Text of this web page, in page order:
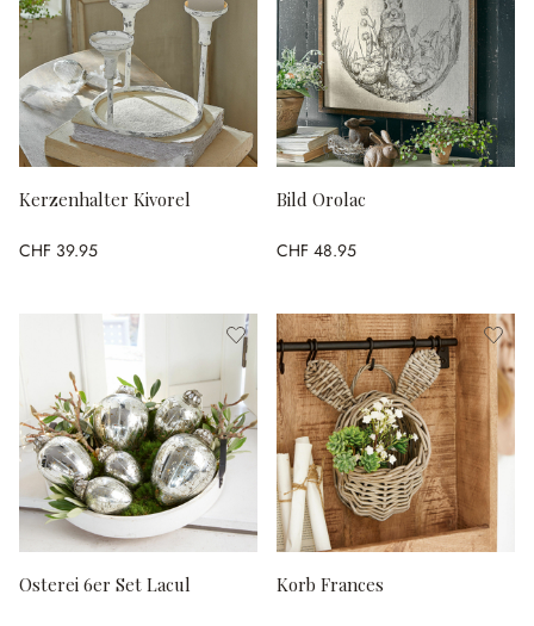
Kerzenhalter Kivorel
CHF 39.95
Bild Orolac
CHF 48.95
Osterei 6er Set Lacul Korb Frances